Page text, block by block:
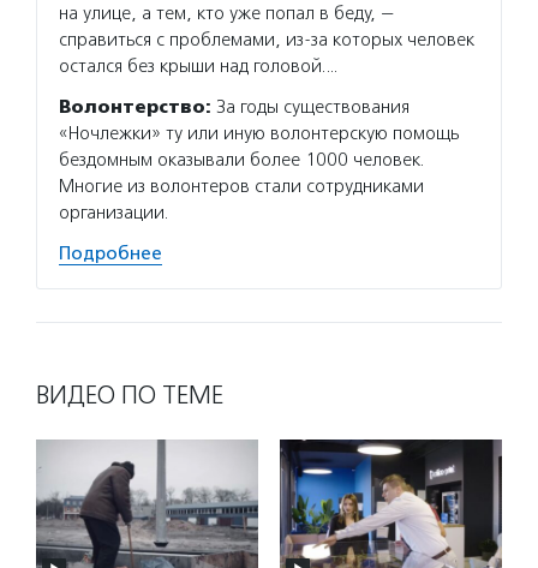
на улице, а тем, кто уже попал в беду, —
справиться с проблемами, из-за которых человек
остался без крыши над головой.…
Волонтерство: За годы существования
«Ночлежки» ту или иную волонтерскую помощь
бездомным оказывали более 1000 человек.
Многие из волонтеров стали сотрудниками
организации.
Подробнее
ВИДЕО ПО ТЕМЕ